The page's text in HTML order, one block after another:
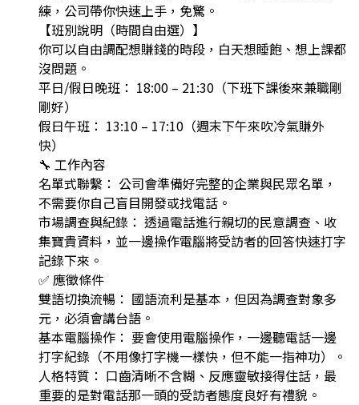
練，公司帶你快速上手，免驚。
【班別說明（時間自由選）】
你可以自由調配想賺錢的時段，白天想睡飽、想上課都
沒問題。
平日/假日晚班： 18:00 – 21:30（下班下課後來兼職剛
剛好）
假日午班： 13:10 – 17:10（週末下午來吹冷氣賺外
快）
🔧 工作內容
名單式聯繫： 公司會準備好完整的企業與民眾名單，
不需要你自己盲目開發或找電話。
市場調查與紀錄： 透過電話進行親切的民意調查、收
集寶貴資料，並一邊操作電腦將受訪者的回答快速打字
記錄下來。
✅ 應徵條件
雙語切換流暢： 國語流利是基本，但因為調查對象多
元，必須會講台語。
基本電腦操作： 要會使用電腦操作，一邊聽電話一邊
打字紀錄（不用像打字機一樣快，但不能一指神功）。
人格特質： 口齒清晰不含糊、反應靈敏接得住話，最
重要的是對電話那一頭的受訪者態度良好有禮貌。